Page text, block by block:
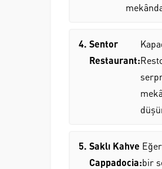
Sentor
Restaurant:
Saklı Kahve
Cappadocia:bir